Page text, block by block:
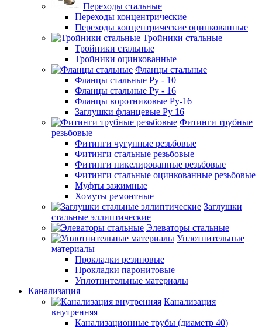
Переходы стальные
Переходы концентрические
Переходы концентрические оцинкованные
Тройники стальные
Тройники стальные
Тройники оцинкованные
Фланцы стальные
Фланцы стальные Ру - 10
Фланцы стальные Ру - 16
Фланцы воротниковые Ру-16
Заглушки фланцевые Ру 16
Фитинги трубные
резьбовые
Фитинги чугунные резьбовые
Фитинги стальные резьбовые
Фитинги никелированные резьбовые
Фитинги стальные оцинкованные резьбовые
Муфты зажимные
Хомуты ремонтные
Заглушки
стальные эллиптические
Элеваторы стальные
Уплотнительные
материалы
Прокладки резиновые
Прокладки паронитовые
Уплотнительные материалы
Канализация
Канализация
внутренняя
Канализационные трубы (диаметр 40)